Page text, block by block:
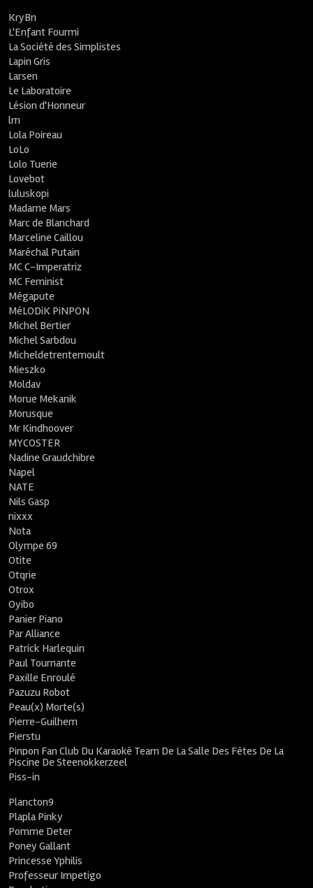
KryBn
L'Enfant Fourmi
La Société des Simplistes
Lapin Gris
Larsen
Le Laboratoire
Lésion d'Honneur
lm
Lola Poireau
LoLo
Lolo Tuerie
Lovebot
luluskopi
Madame Mars
Marc de Blanchard
Marceline Caillou
Maréchal Putain
MC C-Imperatriz
MC Feminist
Mégapute
MéLODiK PiNPON
Michel Bertier
Michel Sarbdou
Micheldetrentemoult
Mieszko
Moldav
Morue Mekanik
Morusque
Mr Kindhoover
MYCOSTER
Nadine Graudchibre
Napel
NATE
Nils Gasp
nixxx
Nota
Olympe 69
Otite
Otqrie
Otrox
Oyibo
Panier Piano
Par Alliance
Patrick Harlequin
Paul Tournante
Paxille Enroulé
Pazuzu Robot
Peau(x) Morte(s)
Pierre-Guilhem
Pierstu
Pinpon Fan Club Du Karaoké Team De La Salle Des Fêtes De La
Piscine De Steenokkerzeel
Piss-in
Plancton9
Plapla Pinky
Pomme Deter
Poney Gallant
Princesse Yphilis
Professeur Impetigo